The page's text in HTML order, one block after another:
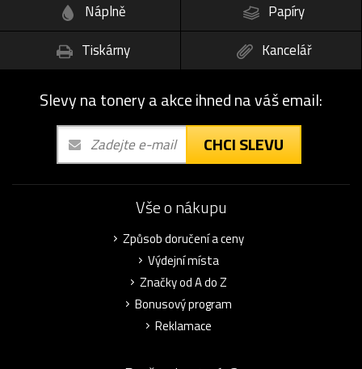
Náplně
Papíry
Tiskárny
Kancelář
Slevy na tonery a akce ihned na váš email:
CHCI SLEVU
Vše o nákupu
Způsob doručení a ceny
Výdejní místa
Značky od A do Z
Bonusový program
Reklamace